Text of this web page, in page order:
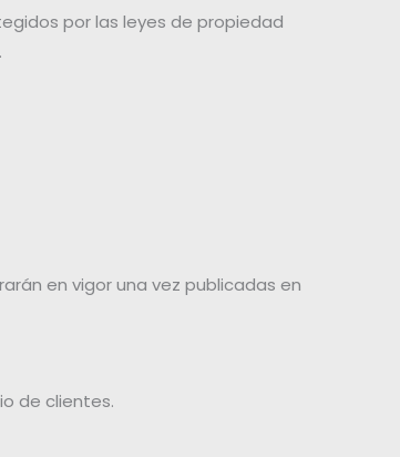
por las leyes de propiedad
en vigor una vez publicadas en
de clientes.